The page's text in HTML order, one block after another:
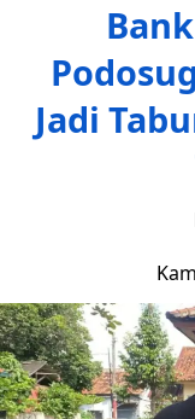
Jadi